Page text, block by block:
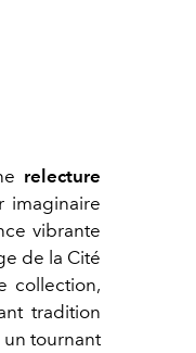
relecture
imaginaire
vibrante
de la Cité
collection,
tradition
tournant